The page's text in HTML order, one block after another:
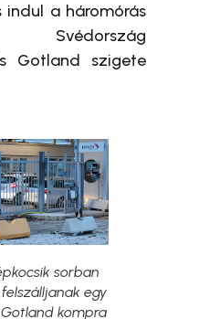
indul a háromórás
Gotland szigete
sorban
egy
kompra